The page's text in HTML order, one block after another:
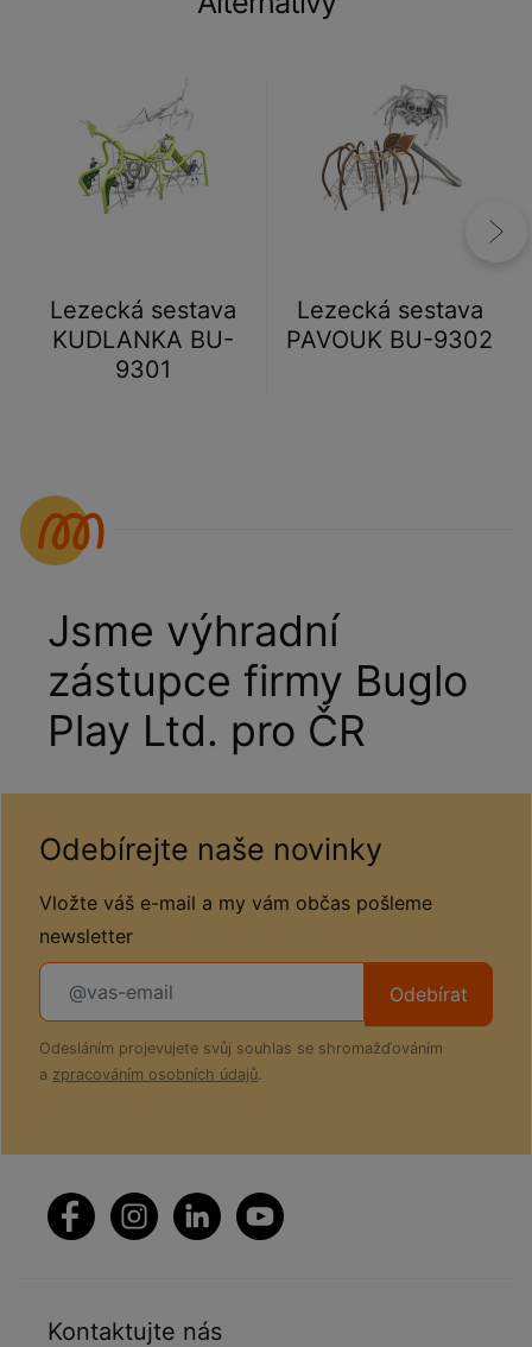
Lezecká sestava
KUDLANKA BU-
9301
Lezecká sestava
PAVOUK BU-9302
Jsme výhradní
zástupce firmy Buglo
Play Ltd. pro ČR
Odebírejte naše novinky
Vložte váš e-mail a my vám občas pošleme
newsletter
Odebírat
Odesláním projevujete svůj souhlas se shromažďováním
a zpracováním osobních údajů.
Kontaktujte nás